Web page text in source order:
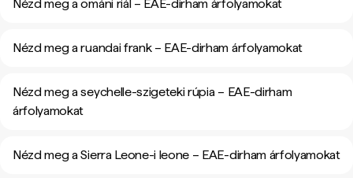
Nézd meg a ománi riál – EAE-dirham árfolyamokat
Nézd meg a ruandai frank – EAE-dirham árfolyamokat
Nézd meg a seychelle-szigeteki rúpia – EAE-dirham
árfolyamokat
Nézd meg a Sierra Leone-i leone – EAE-dirham árfolyamokat